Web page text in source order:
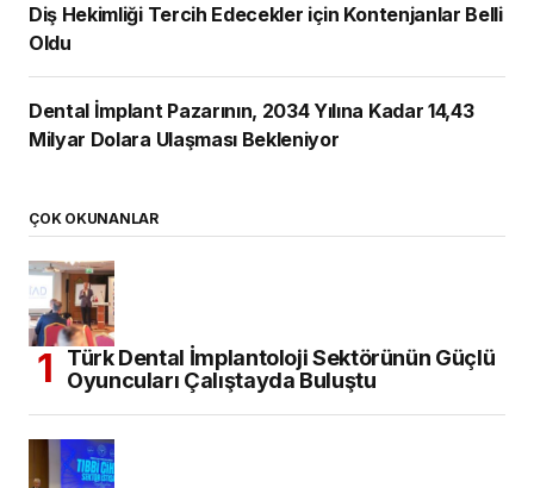
Diş Hekimliği Tercih Edecekler için Kontenjanlar Belli
Oldu
Dental İmplant Pazarının, 2034 Yılına Kadar 14,43
Milyar Dolara Ulaşması Bekleniyor
ÇOK OKUNANLAR
Türk Dental İmplantoloji Sektörünün Güçlü
Oyuncuları Çalıştayda Buluştu